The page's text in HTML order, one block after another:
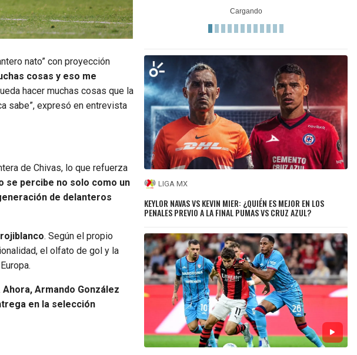
nato” con proyección
cosas y eso me
hacer muchas cosas que la
sabe”, expresó en entrevista
de Chivas, lo que refuerza
se percibe no solo como un
de delanteros
. Según el propio
el olfato de gol y la
Ahora, Armando González
en la selección
LIGA MX
KEYLOR NAVAS VS KEVIN MIER: ¿QUIÉN ES MEJOR EN LOS
PENALES PREVIO A LA FINAL PUMAS VS CRUZ AZUL?